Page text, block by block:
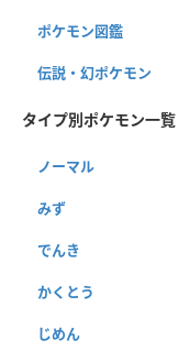
ポケモン図鑑
伝説・幻ポケモン
タイプ別ポケモン一覧
ノーマル
みず
でんき
かくとう
じめん